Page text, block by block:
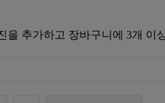
을 추가하고 장바구니에 3개 이